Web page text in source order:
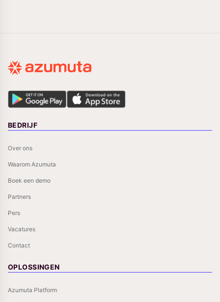
BEDRIJF
Over ons
Waarom Azumuta
Boek een demo
Partners
Pers
Vacatures
Contact
OPLOSSINGEN
Azumuta Platform